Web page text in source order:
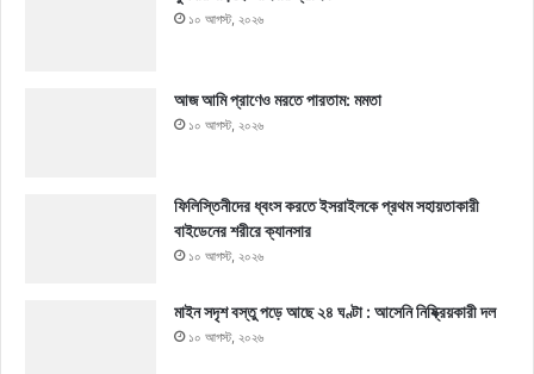
১০ আগস্ট, ২০২৬
আজ আমি প্রাণেও মরতে পারতাম: মমতা
১০ আগস্ট, ২০২৬
ফিলিস্তিনীদের ধ্বংস করতে ইসরাইলকে প্রথম সহায়তাকারী
বাইডেনের শরীরে ক্যানসার
১০ আগস্ট, ২০২৬
মাইন সদৃশ বস্তু পড়ে আছে ২৪ ঘণ্টা : আসেনি নিষ্ক্রিয়কারী দল
১০ আগস্ট, ২০২৬